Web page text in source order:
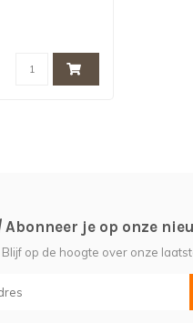
Abonneer je op onze
Blijf op de hoogte over onze